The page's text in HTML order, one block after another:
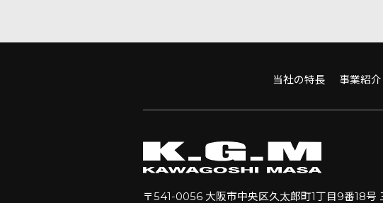
当社の特長 事業紹介
〒541-0056 大阪市中央区久太郎町1丁目9番18号